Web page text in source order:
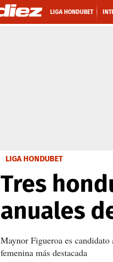
LIGA HONDUBET
LIGA HONDUBET
Tres
anuales
Maynor Figueroa es
femenina más destacada